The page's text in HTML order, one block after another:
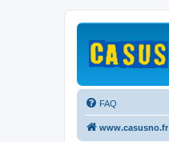
FAQ
www.casusno.fr